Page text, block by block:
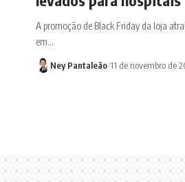
A promoção de Black Friday da loja
em…
Ney Pantaleão 11 de novembro de